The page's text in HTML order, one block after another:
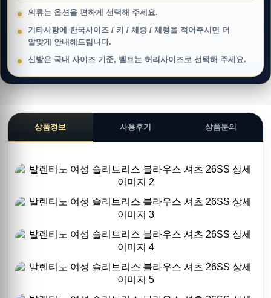
의류는 옵션을 편하게 선택해 주세요.
기타사항에 한국사이즈 / 키 / 체중 / 체형을 적어주시면 더
알맞게 안내해드립니다.
신발은 국내 사이즈 기준, 벨트는 허리사이즈로 선택해 주세요.
상품정보 사용후기 상품문의